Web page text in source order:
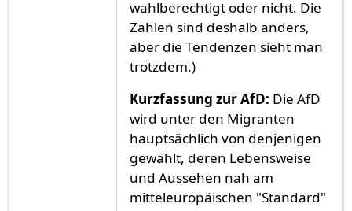
wahlberechtigt oder nicht. Die
Zahlen sind deshalb anders,
aber die Tendenzen sieht man
trotzdem.)
Kurzfassung zur AfD: Die AfD
wird unter den Migranten
hauptsächlich von denjenigen
gewählt, deren Lebensweise
und Aussehen nah am
mitteleuropäischen "Standard"